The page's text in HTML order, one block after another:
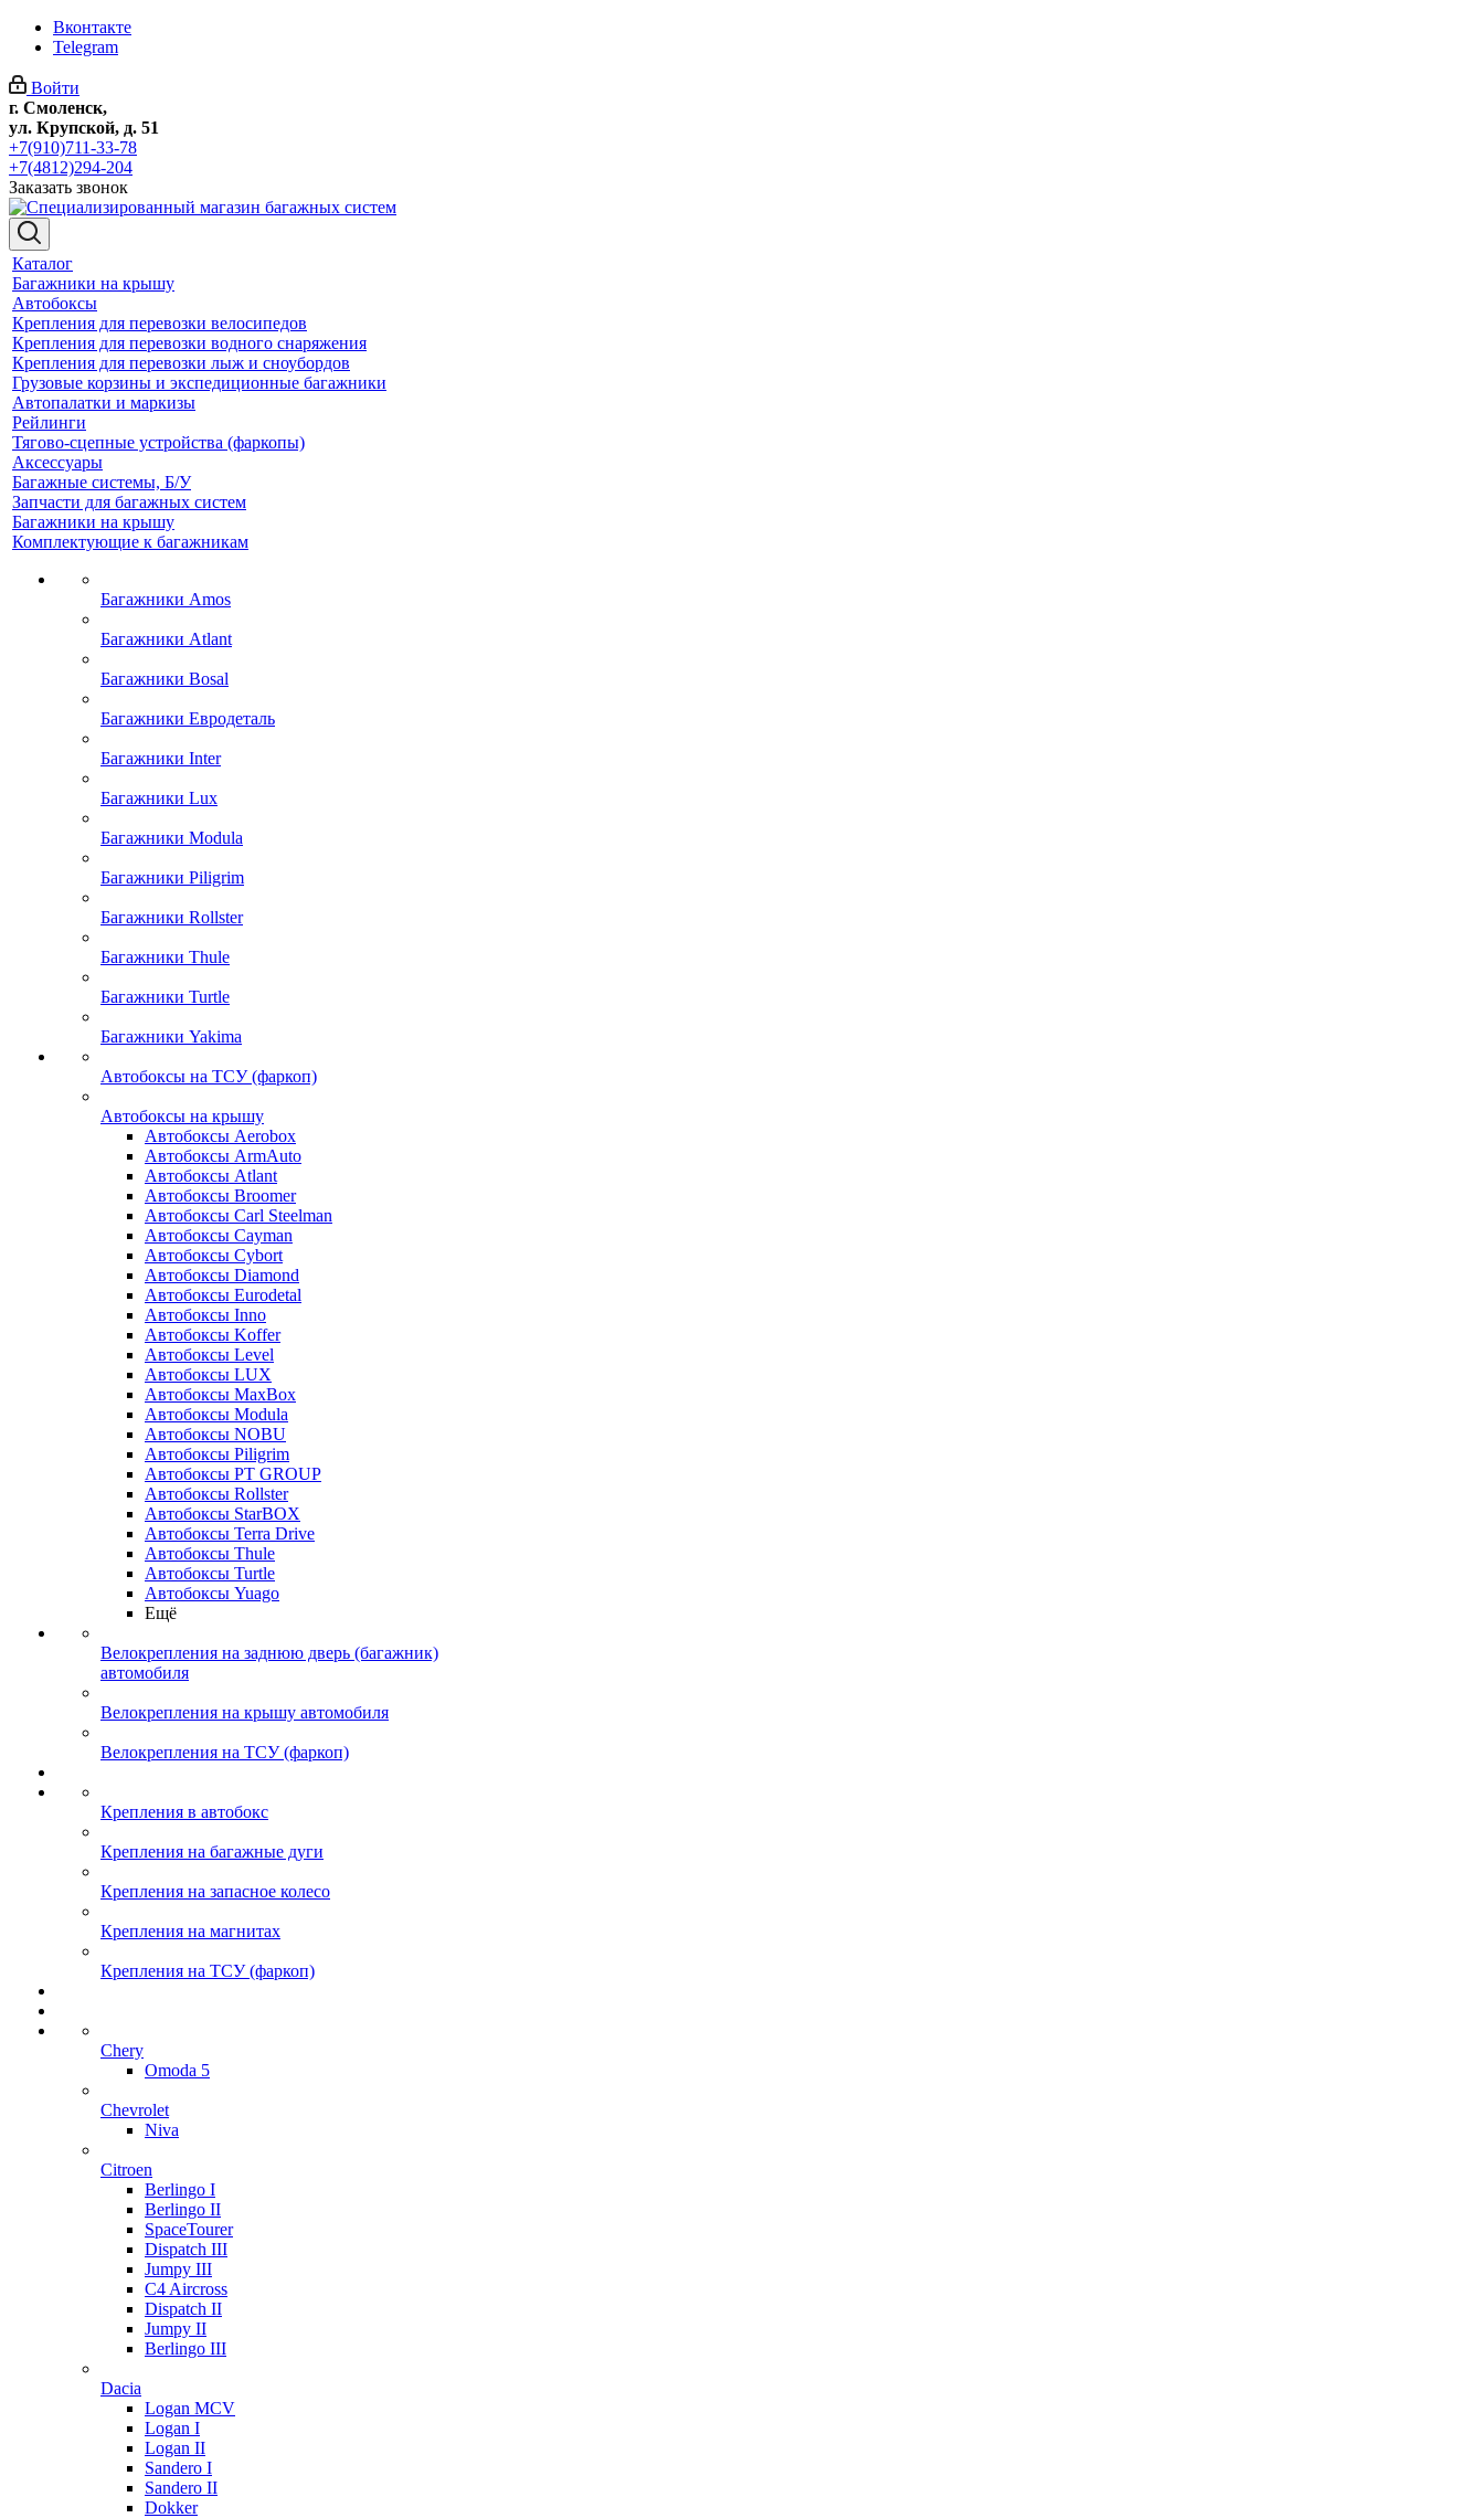
Вконтакте
Telegram
Войти
г. Смоленск,
ул. Крупской, д. 51
+7(910)711-33-78
+7(4812)294-204
Заказать звонок
Каталог
Багажники на крышу
Автобоксы
Крепления для перевозки велосипедов
Крепления для перевозки водного снаряжения
Крепления для перевозки лыж и сноубордов
Грузовые корзины и экспедиционные багажники
Автопалатки и маркизы
Рейлинги
Тягово-сцепные устройства (фаркопы)
Аксессуары
Багажные системы, Б/У
Запчасти для багажных систем
Багажники на крышу
Комплектующие к багажникам
Багажники Amos
Багажники Atlant
Багажники Bosal
Багажники Евродеталь
Багажники Inter
Багажники Lux
Багажники Modula
Багажники Piligrim
Багажники Rollster
Багажники Thule
Багажники Turtle
Багажники Yakima
Автобоксы на ТСУ (фаркоп)
Автобоксы на крышу
Автобоксы Aerobox
Автобоксы ArmAuto
Автобоксы Atlant
Автобоксы Broomer
Автобоксы Carl Steelman
Автобоксы Cayman
Автобоксы Cybort
Автобоксы Diamond
Автобоксы Eurodetal
Автобоксы Inno
Автобоксы Koffer
Автобоксы Level
Автобоксы LUX
Автобоксы MaxBox
Автобоксы Modula
Автобоксы NOBU
Автобоксы Piligrim
Автобоксы PT GROUP
Автобоксы Rollster
Автобоксы StarBOX
Автобоксы Terra Drive
Автобоксы Thule
Автобоксы Turtle
Автобоксы Yuago
Ещё
Велокрепления на заднюю дверь (багажник)
автомобиля
Велокрепления на крышу автомобиля
Велокрепления на ТСУ (фаркоп)
Крепления в автобокс
Крепления на багажные дуги
Крепления на запасное колесо
Крепления на магнитах
Крепления на ТСУ (фаркоп)
Chery
Omoda 5
Chevrolet
Niva
Citroen
Berlingo I
Berlingo II
SpaceTourer
Dispatch III
Jumpy III
C4 Aircross
Dispatch II
Jumpy II
Berlingo III
Dacia
Logan MCV
Logan I
Logan II
Sandero I
Sandero II
Dokker